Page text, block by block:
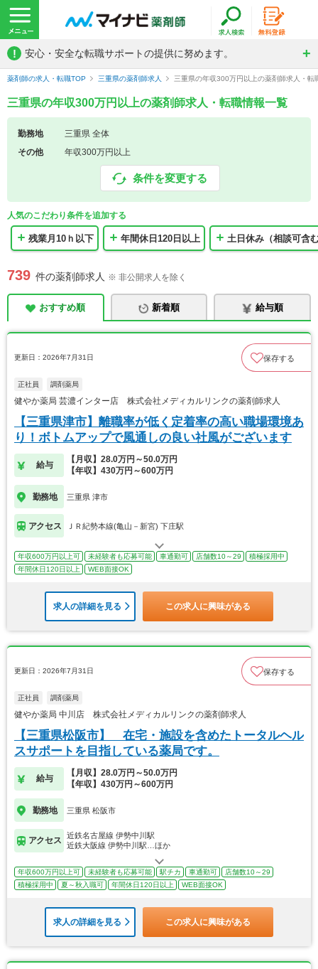
! 安心・安全な転職サポートの提供に努めます。
薬剤師の求人・転職TOP 三重県の薬剤師求人 三重県の年収300万円以上の薬剤師求人・転
三重県の年収300万円以上の薬剤師求人・転職情報一覧
勤務地
三重県 全体
その他
年収300万円以上
条件を変更する
人気のこだわり条件を追加する
残業月10ｈ以下 年間休日120日以上 土日休み（相談可含
739 件の薬剤師求人 ※ 非公開求人を除く
おすすめ順 新着順 給与順
更新日：2026年7月31日 保存する
正社員 調剤薬局
健やか薬局 芸濃インター店 株式会社メディカルリンクの薬剤師求人
【三重県津市】離職率が低く定着率の高い職場環境あ
り！ボトムアップで風通しの良い社風がございます
給与
【月収】28.0万円～50.0万円
【年収】430万円～600万円
勤務地 三重県 津市
アクセス ＪＲ紀勢本線(亀山－新宮) 下庄駅
年収600万円以上可 未経験者も応募可能 車通勤可 店舗数10～29
積極採用中
年間休日120日以上
WEB面接OK
求人の詳細を見る この求人に興味がある
更新日：2026年7月31日 保存する
正社員 調剤薬局
健やか薬局 中川店 株式会社メディカルリンクの薬剤師求人
【三重県松阪市】 在宅・施設を含めたトータルヘル
スサポートを目指している薬局です。
給与
【月収】28.0万円～50.0万円
【年収】430万円～600万円
勤務地 三重県 松阪市
アクセス
近鉄名古屋線 伊勢中川駅
近鉄大阪線 伊勢中川駅…ほか
年収600万円以上可 未経験者も応募可能 駅チカ 車通勤可
店舗数10～29
積極採用中
夏～秋入職可 年間休日120日以上 WEB面接OK
求人の詳細を見る この求人に興味がある